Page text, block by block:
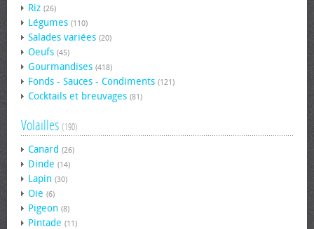
Riz (26)
Légumes (110)
Salades variées (20)
Oeufs (45)
Gourmandises (418)
Fonds - Sauces - Condiments (121)
Cocktails et breuvages (81)
Volailles (190)
Canard (26)
Dinde (14)
Lapin (30)
Oie (6)
Pigeon (8)
Pintade (11)